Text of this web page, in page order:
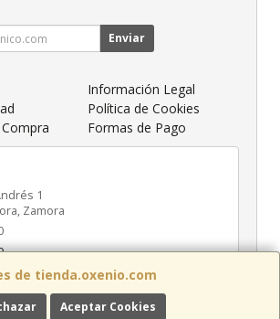
de tienda.oxenio.com
Aceptar Cookies
Enviar
Información Legal
Política de Cookies
Formas de Pago
1
, Zamora